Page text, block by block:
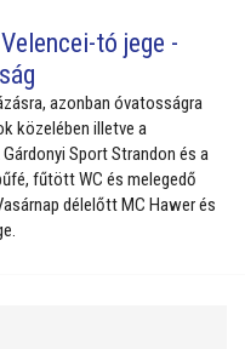
tó jege -
azonban óvatosságra
közelében illetve a
Sport Strandon és a
fűtött WC és melegedő
délelőtt MC Hawer és